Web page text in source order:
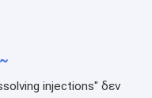
injections" δεν